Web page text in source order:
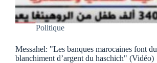
Politique
Messahel: "Les banques marocaines font du
blanchiment d’argent du haschich" (Vidéo)